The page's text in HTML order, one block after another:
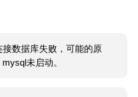
数据库失败，可能的原
未启动。